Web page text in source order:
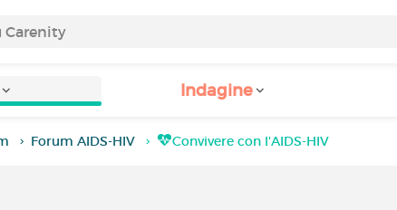
Indagine
Forum AIDS-HIV Convivere con l'AIDS-HIV